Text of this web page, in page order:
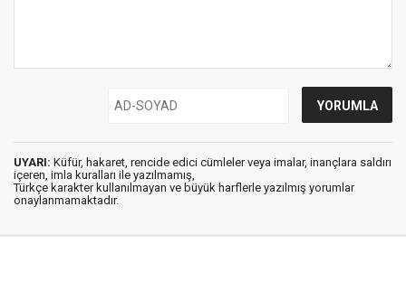
UYARI: Küfür, hakaret, rencide edici cümleler veya imalar, inançlara saldırı
içeren, imla kuralları ile yazılmamış,
Türkçe karakter kullanılmayan ve büyük harflerle yazılmış yorumlar
onaylanmamaktadır.